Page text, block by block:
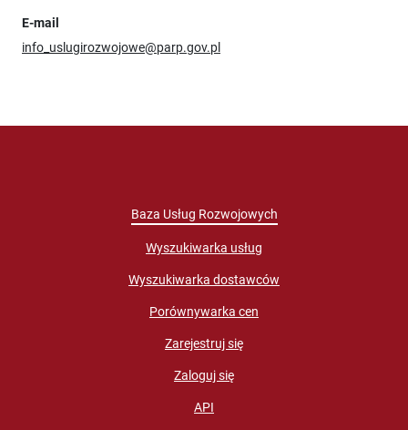
E-mail
info_uslugirozwojowe@parp.gov.pl
Baza Usług Rozwojowych
Wyszukiwarka usług
Wyszukiwarka dostawców
Porównywarka cen
Zarejestruj się
Zaloguj się
API